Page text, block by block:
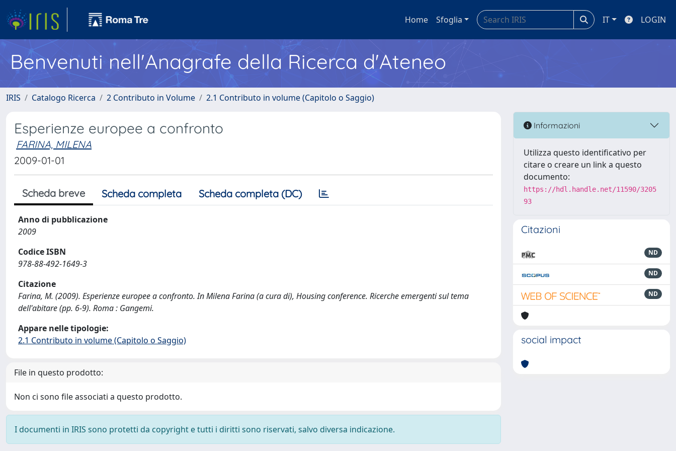
Home Sfoglia IT LOGIN
Benvenuti nell'Anagrafe della Ricerca d'Ateneo
IRIS Catalogo Ricerca 2 Contributo in Volume 2.1 Contributo in volume (Capitolo o Saggio)
Esperienze europee a confronto
FARINA, MILENA
2009-01-01
Scheda breve Scheda completa Scheda completa (DC)
Anno di pubblicazione
2009
Codice ISBN
978-88-492-1649-3
Citazione
Farina, M. (2009). Esperienze europee a confronto. In Milena Farina (a cura di), Housing conference. Ricerche emergenti sul tema
dell'abitare (pp. 6-9). Roma : Gangemi.
Appare nelle tipologie:
2.1 Contributo in volume (Capitolo o Saggio)
File in questo prodotto:
Non ci sono file associati a questo prodotto.
I documenti in IRIS sono protetti da copyright e tutti i diritti sono riservati, salvo diversa indicazione.
Informazioni
Utilizza questo identificativo per
citare o creare un link a questo
documento:
https://hdl.handle.net/11590/3205
93
Citazioni
ND
ND
ND
social impact